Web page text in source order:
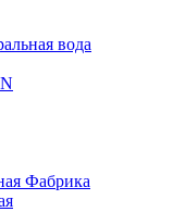
вода
Фабрика